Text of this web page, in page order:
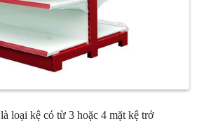
là loại kệ có từ 3 hoặc 4 mặt kệ trở